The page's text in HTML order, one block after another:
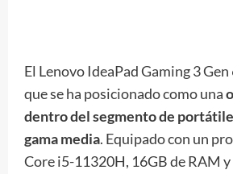
El Lenovo IdeaPad Gaming 3
que se ha posicionado como una
dentro del segmento de
gama media. Equipado con un
Core i5-11320H, 16GB de RAM y